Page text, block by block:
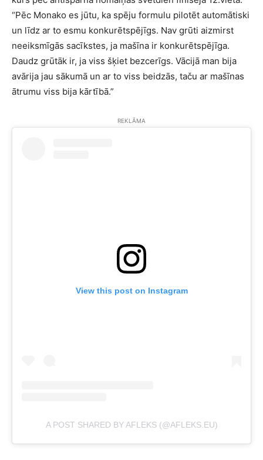
“Pēc Monako es jūtu, ka spēju formulu pilotēt automātiski
un līdz ar to esmu konkurētspējīgs. Nav grūti aizmirst
neeiksmīgās sacīkstes, ja mašīna ir konkurētspējīga.
Daudz grūtāk ir, ja viss šķiet bezcerīgs. Vācijā man bija
avārija jau sākumā un ar to viss beidzās, taču ar mašīnas
ātrumu viss bija kārtībā.”
REKLĀMA
View this post on Instagram
A POST SHARED BY AFLEKS (@AFLEKS.EU)